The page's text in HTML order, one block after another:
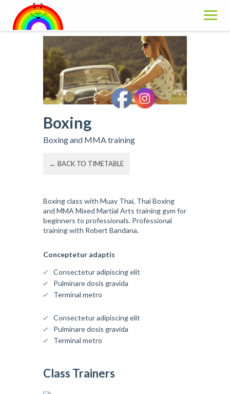
content
Boxing
Boxing and MMA training
← BACK TO TIMETABLE
Boxing class with Muay Thai, Thai Boxing
and MMA Mixed Martial Arts training gym for
beginners to professionals. Professional
training with Robert Bandana.
Conceptetur adaptis
Consectetur adipiscing elit
Pulminare dosis gravida
Terminal metro
Consectetur adipiscing elit
Pulminare dosis gravida
Terminal metro
Class Trainers